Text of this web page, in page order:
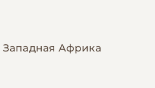
Африка